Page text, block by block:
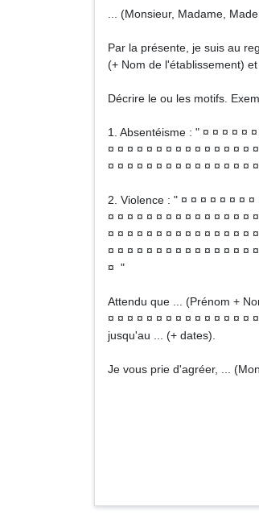
... (Monsieur, Madame,
Par la présente, je suis au
(+ Nom de l'établissement)
Décrire le ou les motifs.
1. Absentéisme : " ¤ ¤ ¤ ¤ ¤
¤ ¤ ¤ ¤ ¤ ¤ ¤ ¤ ¤ ¤ ¤ ¤ ¤ ¤ ¤
¤ ¤ ¤ ¤ ¤ ¤ ¤ ¤ ¤ ¤ ¤ ¤ ¤ ¤ ¤
2. Violence : " ¤ ¤ ¤ ¤ ¤ ¤ ¤
¤ ¤ ¤ ¤ ¤ ¤ ¤ ¤ ¤ ¤ ¤ ¤ ¤ ¤ ¤
¤ ¤ ¤ ¤ ¤ ¤ ¤ ¤ ¤ ¤ ¤ ¤ ¤ ¤ ¤
¤ ¤ ¤ ¤ ¤ ¤ ¤ ¤ ¤ ¤ ¤ ¤ ¤ ¤ ¤
¤ "
Attendu que ... (Prénom +
¤ ¤ ¤ ¤ ¤ ¤ ¤ ¤ ¤ ¤ ¤ ¤ ¤ ¤ ¤
jusqu'au ... (+ dates).
Je vous prie d'agréer, ...